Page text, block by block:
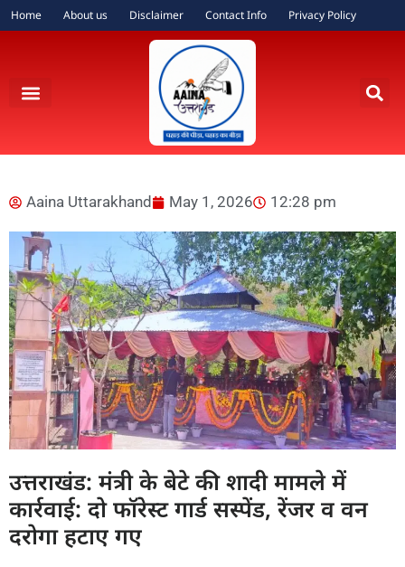
Home About us Disclaimer Contact Info Privacy Policy
Aaina Uttarakhand May 1, 2026 12:28 pm
उत्तराखंड: मंत्री के बेटे की शादी मामले में
कार्रवाई: दो फॉरेस्ट गार्ड सस्पेंड, रेंजर व वन
दरोगा हटाए गए